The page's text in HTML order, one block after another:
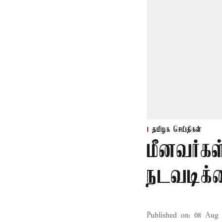
தமிழக செய்திகள்
மீனவர்கள்
Published on: 08 Aug